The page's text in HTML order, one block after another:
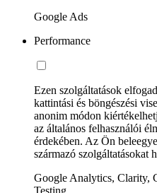
Google Ads
Performance
Ezen szolgáltatások
kattintási és böngészési
anonim módon
az általános felhasználói
érdekében. Az Ön
származó szolgáltatásokat
Google Analytics, Clarity,